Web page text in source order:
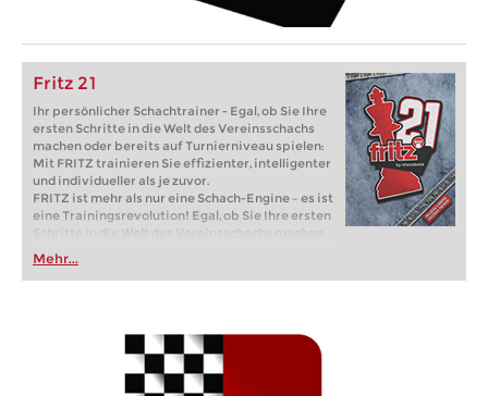
Fritz 21
Ihr persönlicher Schachtrainer - Egal, ob Sie Ihre
ersten Schritte in die Welt des Vereinsschachs
machen oder bereits auf Turnierniveau spielen:
Mit FRITZ trainieren Sie effizienter, intelligenter
und individueller als je zuvor.
FRITZ ist mehr als nur eine Schach-Engine – es ist
eine Trainingsrevolution! Egal, ob Sie Ihre ersten
Schritte in die Welt des Vereinsschachs machen
oder bereits auf Turnierniveau spielen: Mit
FRITZ trainieren Sie effizienter, intelligenter und
individueller als je zuvor.
Mehr...